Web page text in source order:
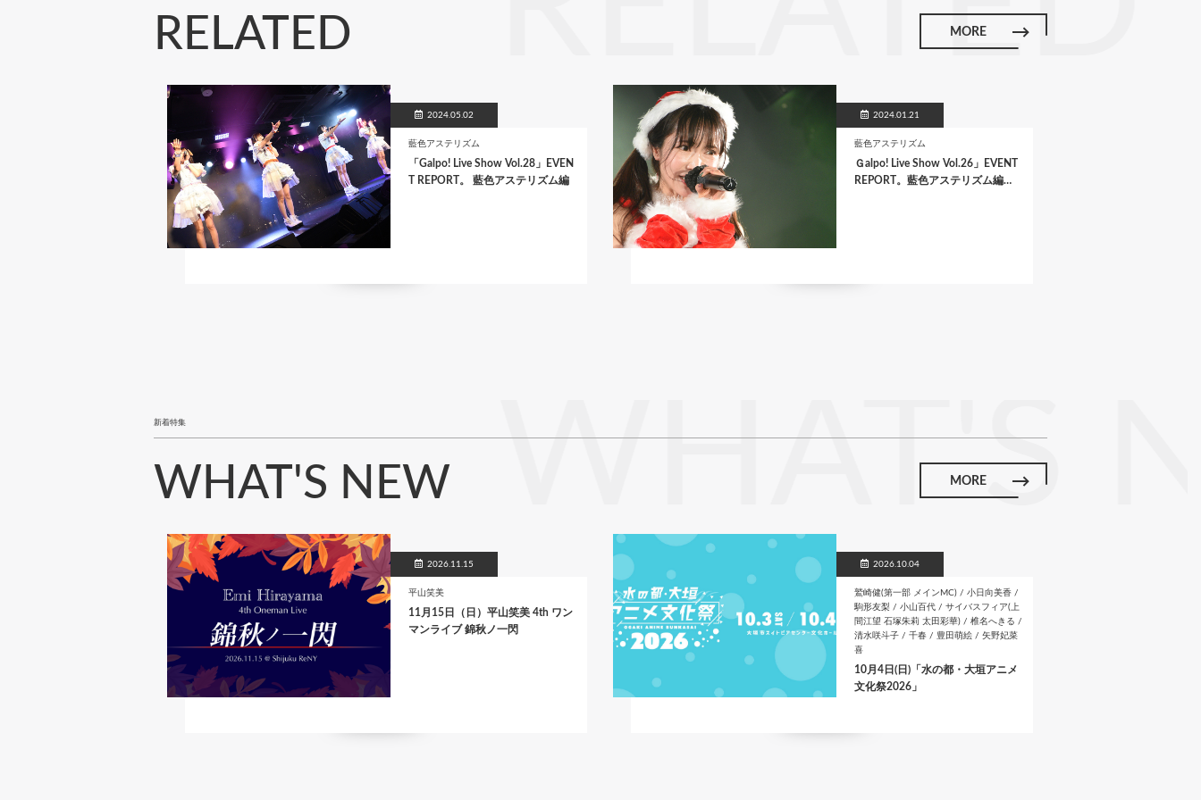
RELATED MORE
2024.05.02
藍色アステリズム
「Galpo! Live Show Vol.28」EVEN
T REPORT。 藍色アステリズム編
2024.01.21
藍色アステリズム
Ｇalpo! Live Show Vol.26」EVENT
REPORT。藍色アステリズム編…
新着特集
WHAT'S NEW WHAT'S
MORE
2026.11.15
平山笑美
11月15日（日）平山笑美 4th ワン
マンライブ 錦秋ノ一閃
2026.10.04
鷲崎健(第一部 メインMC) / 小日向美香 /
駒形友梨 / 小山百代 / サイバスフィア(上
間江望 石塚朱莉 太田彩華) / 椎名へきる /
清水咲斗子 / 千春 / 豊田萌絵 / 矢野妃菜
喜
10月4日(日)「水の都・大垣アニメ
文化祭2026」